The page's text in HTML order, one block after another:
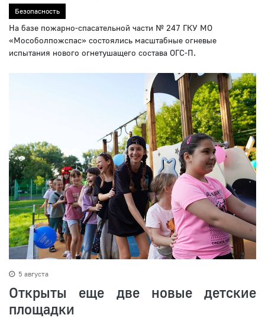
Безопасность
На базе пожарно-спасательной части № 247 ГКУ МО
«Мособолпожспас» состоялись масштабные огневые
испытания нового огнетушащего состава ОГС-П.
5 августа
Открыты еще две новые детские
площадки